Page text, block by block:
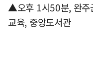
▲오후 1시50분, 완주
교육, 중앙도서관